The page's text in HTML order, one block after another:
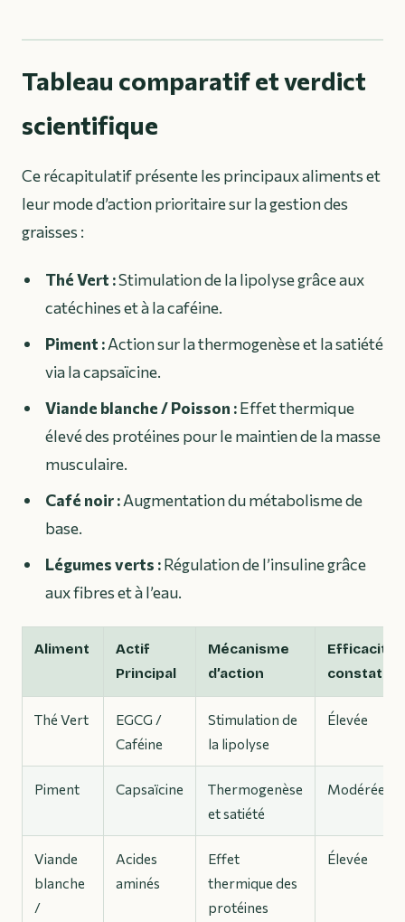
Tableau comparatif et verdict
scientifique
Ce récapitulatif présente les principaux aliments et
leur mode d’action prioritaire sur la gestion des
graisses :
Thé Vert :Stimulation de la lipolyse grâce aux
catéchines et à la caféine.
Piment :Action sur la thermogenèse et la satiété
via la capsaïcine.
Viande blanche / Poisson :Effet thermique
élevé des protéines pour le maintien de la masse
musculaire.
Café noir :Augmentation du métabolisme de
base.
Légumes verts :Régulation de l’insuline grâce
aux fibres et à l’eau.
Aliment
Actif
Principal
Mécanisme
d’action
Efficacité
constatée
Thé Vert
EGCG /
Caféine
Stimulation de
la lipolyse
Élevée
Piment Capsaïcine
Thermogenèse
et satiété
Modérée
Viande
blanche
/
Acides
aminés
Effet
thermique des
protéines
Élevée